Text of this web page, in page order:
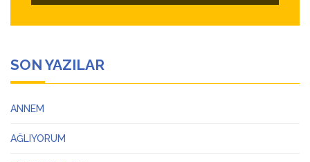
SON YAZILAR
ANNEM
AĞLIYORUM